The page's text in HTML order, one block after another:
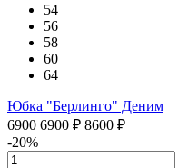
54
56
58
60
64
Юбка "Берлинго" Деним
6900 6900 ₽ 8600 ₽
-20%